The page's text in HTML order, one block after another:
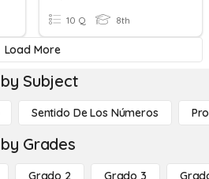
10 Q 8th
Load More
Subject
Sentido De Los Números
Grades
Grado 2 Grado 3